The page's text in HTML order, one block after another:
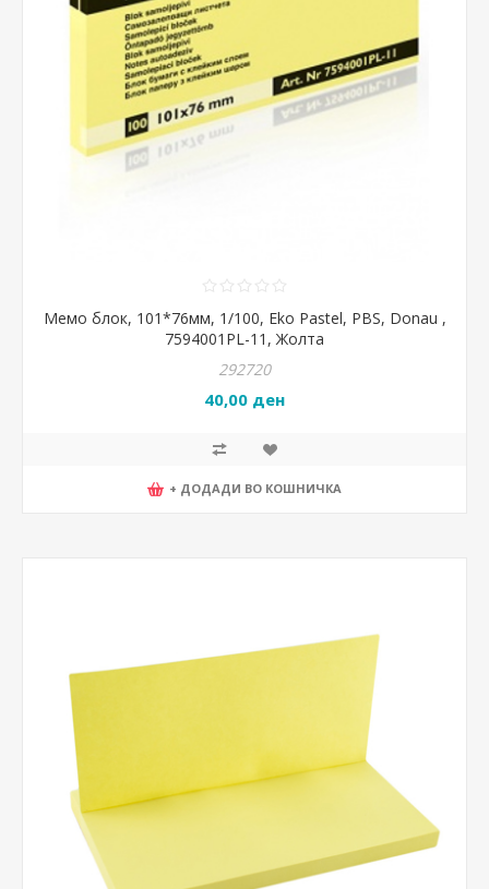
Мемо блок, 101*76мм, 1/100, Eko Pastel, PBS, Donau ,
7594001PL-11, Жолта
292720
40,00 ден
+ ДОДАДИ ВО КОШНИЧКА